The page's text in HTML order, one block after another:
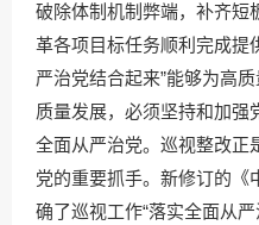
破除体制机制弊端，补齐短
革各项目标任务顺利完成提
严治党结合起来”能够为高
质量发展，必须坚持和加强
全面从严治党。巡视整改正
党的重要抓手。新修订的《
确了巡视工作“落实全面从